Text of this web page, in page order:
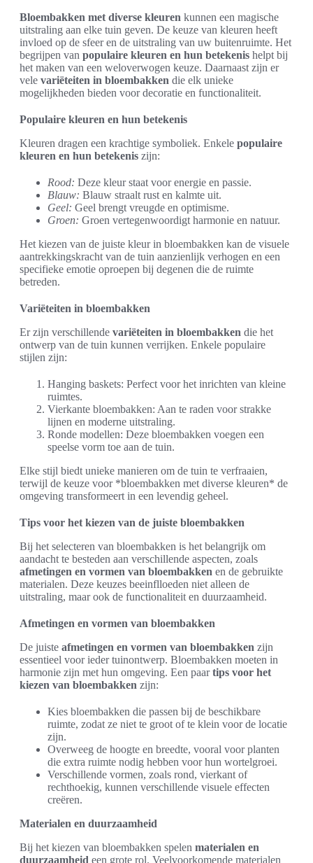
Bloembakken met diverse kleuren kunnen een magische
uitstraling aan elke tuin geven. De keuze van kleuren heeft
invloed op de sfeer en de uitstraling van uw buitenruimte. Het
begrijpen van populaire kleuren en hun betekenis helpt bij
het maken van een weloverwogen keuze. Daarnaast zijn er
vele variëteiten in bloembakken die elk unieke
mogelijkheden bieden voor decoratie en functionaliteit.
Populaire kleuren en hun betekenis
Kleuren dragen een krachtige symboliek. Enkele populaire
kleuren en hun betekenis zijn:
Rood: Deze kleur staat voor energie en passie.
Blauw: Blauw straalt rust en kalmte uit.
Geel: Geel brengt vreugde en optimisme.
Groen: Groen vertegenwoordigt harmonie en natuur.
Het kiezen van de juiste kleur in bloembakken kan de visuele
aantrekkingskracht van de tuin aanzienlijk verhogen en een
specifieke emotie oproepen bij degenen die de ruimte
betreden.
Variëteiten in bloembakken
Er zijn verschillende variëteiten in bloembakken die het
ontwerp van de tuin kunnen verrijken. Enkele populaire
stijlen zijn:
Hanging baskets: Perfect voor het inrichten van kleine
ruimtes.
Vierkante bloembakken: Aan te raden voor strakke
lijnen en moderne uitstraling.
Ronde modellen: Deze bloembakken voegen een
speelse vorm toe aan de tuin.
Elke stijl biedt unieke manieren om de tuin te verfraaien,
terwijl de keuze voor *bloembakken met diverse kleuren* de
omgeving transformeert in een levendig geheel.
Tips voor het kiezen van de juiste bloembakken
Bij het selecteren van bloembakken is het belangrijk om
aandacht te besteden aan verschillende aspecten, zoals
afmetingen en vormen van bloembakken en de gebruikte
materialen. Deze keuzes beeinflloeden niet alleen de
uitstraling, maar ook de functionaliteit en duurzaamheid.
Afmetingen en vormen van bloembakken
De juiste afmetingen en vormen van bloembakken zijn
essentieel voor ieder tuinontwerp. Bloembakken moeten in
harmonie zijn met hun omgeving. Een paartips voor het
kiezen van bloembakken zijn:
Kies bloembakken die passen bij de beschikbare
ruimte, zodat ze niet te groot of te klein voor de locatie
zijn.
Overweeg de hoogte en breedte, vooral voor planten
die extra ruimte nodig hebben voor hun wortelgroei.
Verschillende vormen, zoals rond, vierkant of
rechthoekig, kunnen verschillende visuele effecten
creëren.
Materialen en duurzaamheid
Bij het kiezen van bloembakken spelen materialen en
duurzaamheid een grote rol. Veelvoorkomende materialen